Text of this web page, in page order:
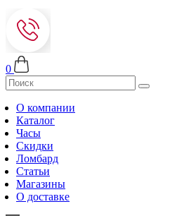
0
О компании
Каталог
Часы
Скидки
Ломбард
Статьи
Магазины
О доставке